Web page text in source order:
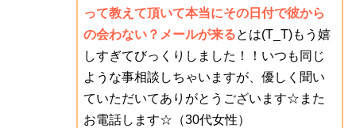
って教えて頂いて本当にその日付で彼から
の会わない？メールが来るとは(T_T)もう嬉
しすぎてびっくりしました！！いつも同じ
ような事相談しちゃいますが、優しく聞い
ていただいてありがとうございます☆また
お電話します☆（30代女性）